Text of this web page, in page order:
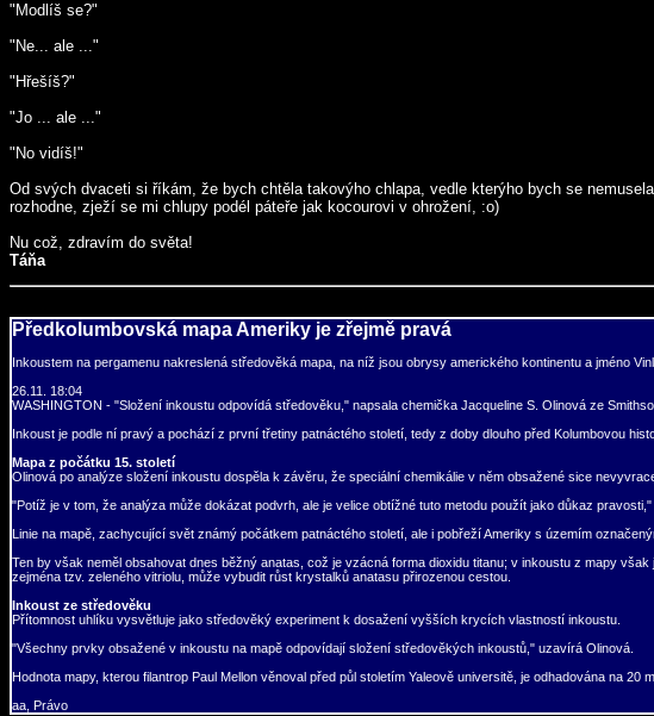
"Modlíš se?"
"Ne... ale ..."
"Hřešíš?"
"Jo ... ale ..."
"No vidíš!"
Od svých dvaceti si říkám, že bych chtěla takovýho chlapa, vedle kterýho bych se
rozhodne, zježí se mi chlupy podél páteře jak kocourovi v ohrožení, :o)
Nu což, zdravím do světa!
Táňa
Předkolumbovská mapa Ameriky je zřejmě pravá
Inkoustem na pergamenu nakreslená středověká mapa, na níž jsou obrysy amerického kontinentu a jméno
26.11. 18:04
WASHINGTON - "Složení inkoustu odpovídá středověku," napsala chemička Jacqueline S. Olinová ze
Inkoust je podle ní pravý a pochází z první třetiny patnáctého století, tedy z doby dlouho před Kolumbovou
Mapa z počátku 15. století
Olinová po analýze složení inkoustu dospěla k závěru, že speciální chemikálie v něm obsažené sice
"Potíž je v tom, že analýza může dokázat podvrh, ale je velice obtížné tuto metodu použít jako důkaz
Linie na mapě, zachycující svět známý počátkem patnáctého století, ale i pobřeží Ameriky s územím
Ten by však neměl obsahovat dnes běžný anatas, což je vzácná forma dioxidu titanu; v inkoustu z mapy
zejména tzv. zeleného vitriolu, může vybudit růst krystalků anatasu přirozenou cestou.
Inkoust ze středověku
Přítomnost uhlíku vysvětluje jako středověký experiment k dosažení vyšších krycích vlastností inkoustu.
"Všechny prvky obsažené v inkoustu na mapě odpovídají složení středověkých inkoustů," uzavírá Olinová.
Hodnota mapy, kterou filantrop Paul Mellon věnoval před půl stoletím Yaleově universitě, je odhadována na 20
aa, Právo